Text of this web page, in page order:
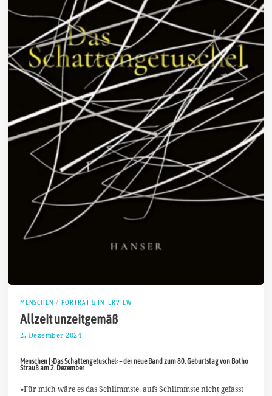
MENSCHEN / PORTRÄT & INTERVIEW
Allzeit unzeitgemäß
2. Dezember 2024
D
e
e
Menschen | ›Das Schattengetuschel‹ – der neue Band zum 80. Geburtstag von Botho
Strauß am 2. Dezember
»Für mich wäre es das Schlimmste, aufs Schlimmste nicht gefasst